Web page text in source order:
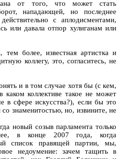
от того, что может стать
нападающей, но последнее
с аплодисментами,
или давала отпор хулиганам или
более, известная артистка и
коллегу, это, согласитесь, не
и в том случае хотя бы (с кем,
каком коллективе такое не может
в сфере искусства?), если бы это
знаменитостью, но, извините, не
новый созыв парламента только
в конце 2007 года, когда
список правящей партии, мы,
недоумение: зачем тащить в